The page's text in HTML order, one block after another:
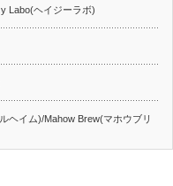
Labo(ヘイジーラボ)
ヘイム)/Mahow Brew(マホウブリ